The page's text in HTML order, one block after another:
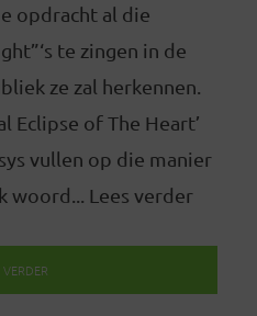
opdracht al die
te zingen in de
ze zal herkennen.
Eclipse of The Heart’
vullen op die manier
woord... Lees verder
VERDER